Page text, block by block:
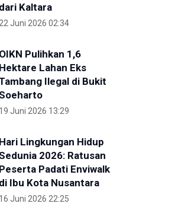
dari Kaltara
22 Juni 2026 02:34
OIKN Pulihkan 1,6
Hektare Lahan Eks
Ilegal di Bukit
19 Juni 2026 13:29
Hari Lingkungan Hidup
2026: Ratusan
Peserta Padati Enviwalk
di Ibu Kota Nusantara
16 Juni 2026 22:25